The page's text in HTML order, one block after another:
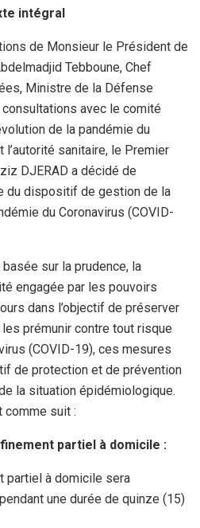
intégral
de Monsieur le Président de
Tebboune, Chef
Ministre de la Défense
avec le comité
de la pandémie du
l’autorité sanitaire, le Premier
DJERAD a décidé de
du dispositif de gestion de la
du Coronavirus (COVID-
sur la prudence, la
engagée par les pouvoirs
dans l’objectif de préserver
prémunir contre tout risque
(COVID-19), ces mesures
de protection et de prévention
la situation épidémiologique.
comme suit :
partiel à domicile :
partiel à domicile sera
une durée de quinze (15)